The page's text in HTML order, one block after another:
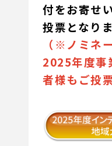
付をお寄せ
投票となりま
（※ノミネ
2025年度事
者様もご投